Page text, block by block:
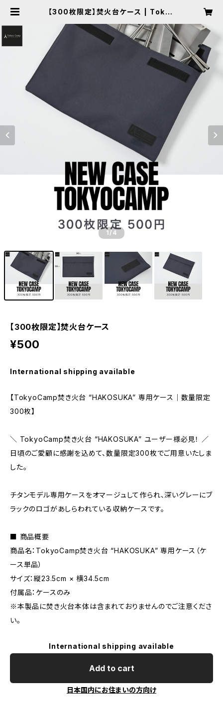
【300枚限定】焚火台ケース | Tokyo
1 /4
【300枚限定】焚火台ケース
¥500
International shipping available
【TokyoCamp焚き火台 “HAKOSUKA” 専用ケース｜数量限定
300枚】
＼ TokyoCamp焚き火台 “HAKOSUKA” ユーザー様必見！ ／
日頃のご愛顧に感謝を込めて、数量限定300枚でご用意いたしま
した。
チタンモデル専用ケースをオマージュして作られ、深いグレーにブ
ラックのロゴがあしらわれている収納ケースです。
■ 商品概要
商品名：TokyoCamp焚き火台 “HAKOSUKA” 専用ケース（ケ
ース単品）
サイズ：縦23.5cm × 横34.5cm
付属品：ケースのみ
※本製品に焚き火台本体は含まれておりませんのでご注意くださ
い。
International shipping available
Add to cart
日本国内にお住まいの方向け